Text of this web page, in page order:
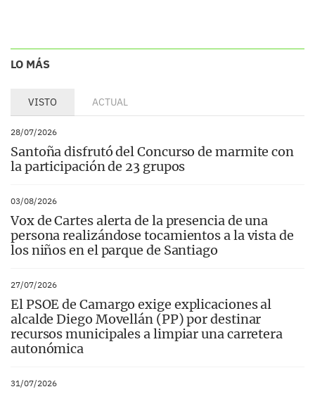
LO MÁS
VISTO ACTUAL
28/07/2026
Santoña disfrutó del Concurso de marmite con
la participación de 23 grupos
03/08/2026
Vox de Cartes alerta de la presencia de una
persona realizándose tocamientos a la vista de
los niños en el parque de Santiago
27/07/2026
El PSOE de Camargo exige explicaciones al
alcalde Diego Movellán (PP) por destinar
recursos municipales a limpiar una carretera
autonómica
31/07/2026